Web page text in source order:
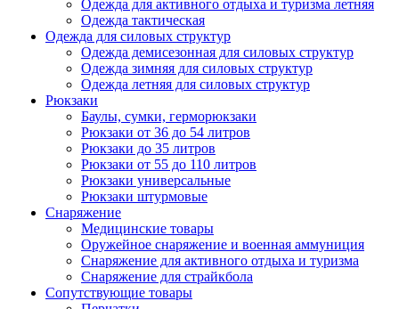
Одежда для активного отдыха и туризма летняя
Одежда тактическая
Одежда для силовых структур
Одежда демисезонная для силовых структур
Одежда зимняя для силовых структур
Одежда летняя для силовых структур
Рюкзаки
Баулы, сумки, герморюкзаки
Рюкзаки от 36 до 54 литров
Рюкзаки до 35 литров
Рюкзаки от 55 до 110 литров
Рюкзаки универсальные
Рюкзаки штурмовые
Снаряжение
Медицинские товары
Оружейное снаряжение и военная аммуниция
Снаряжение для активного отдыха и туризма
Снаряжение для страйкбола
Сопутствующие товары